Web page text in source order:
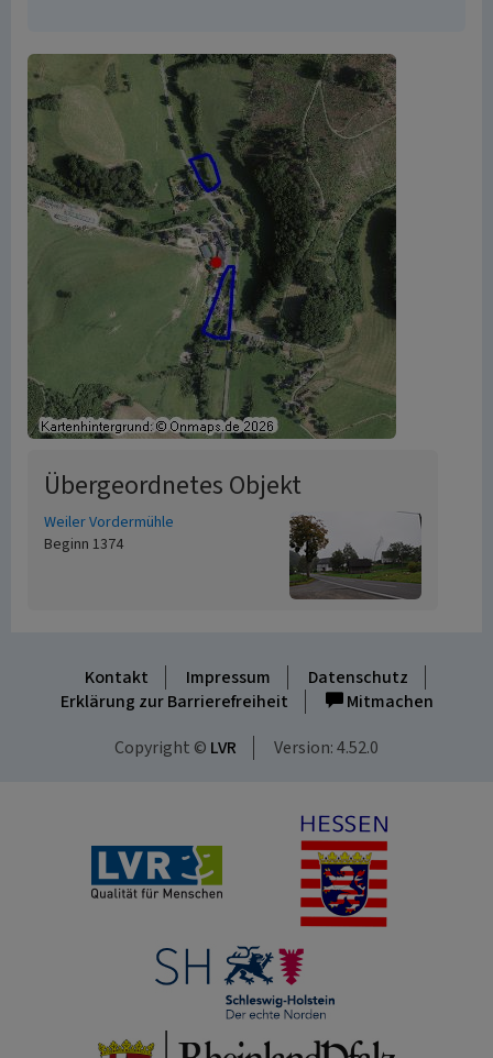
Übergeordnetes Objekt
Weiler Vordermühle
Beginn 1374
Kontakt Impressum
Datenschutz
Erklärung zur Barrierefreiheit
Mitmachen
Copyright © LVR Version: 4.52.0